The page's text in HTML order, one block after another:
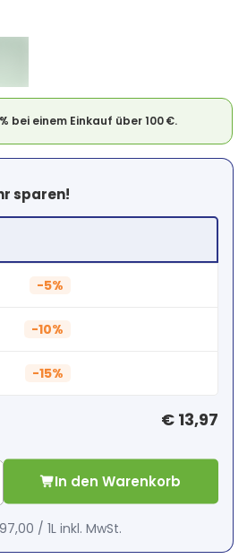
bei einem Einkauf über 100 €.
sparen!
-5%
-10%
-15%
persönlicher Rabatt € 13,97
In den Warenkorb
/ 1L inkl. MwSt.